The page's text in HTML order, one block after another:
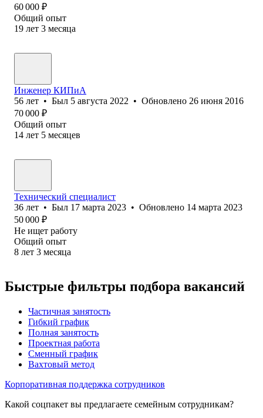
60 000 ₽
Общий опыт
19 лет 3 месяца
Инженер КИПиА
56 лет • Был 5 августа 2022 • Обновлено 26 июня 2016
70 000 ₽
Общий опыт
14 лет 5 месяцев
Технический специалист
36 лет • Был 17 марта 2023 • Обновлено 14 марта 2023
50 000 ₽
Не ищет работу
Общий опыт
8 лет 3 месяца
Быстрые фильтры подбора вакансий
Частичная занятость
Гибкий график
Полная занятость
Проектная работа
Сменный график
Вахтовый метод
Корпоративная поддержка сотрудников
Какой соцпакет вы предлагаете семейным сотрудникам?